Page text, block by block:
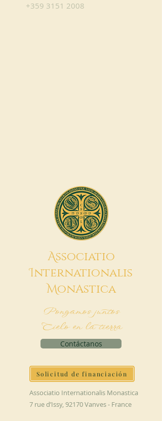
+359 3151 2008
Associatio
Internationalis
MonAstica
Pongamos juntos
Cielo en la tierra
Contáctanos
Solicitud de financiación
Associatio Internationalis Monastica
7 rue d’Issy, 92170 Vanves - France